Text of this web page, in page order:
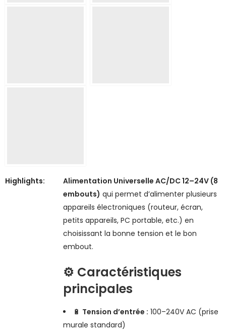
Highlights:
Alimentation Universelle AC/DC 12–24V (8
embouts) qui permet d’alimenter plusieurs
appareils électroniques (routeur, écran,
petits appareils, PC portable, etc.) en
choisissant la bonne tension et le bon
embout.
⚙️ Caractéristiques
principales
🔋 Tension d’entrée : 100–240V AC (prise
murale standard)